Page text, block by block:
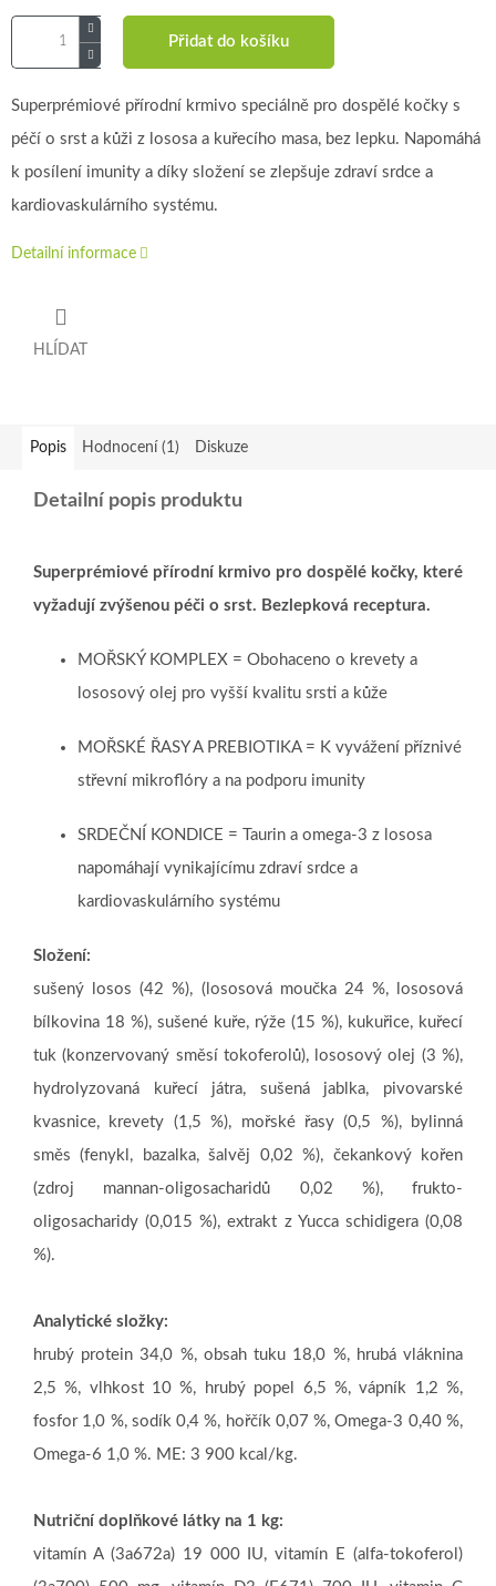
Přidat do košíku
Superprémiové přírodní krmivo speciálně pro dospělé kočky s
péčí o srst a kůži z lososa a kuřecího masa, bez lepku. Napomáhá
k posílení imunity a díky složení se zlepšuje zdraví srdce a
kardiovaskulárního systému.
Detailní informace
HLÍDAT
Popis Hodnocení (1) Diskuze
Detailní popis produktu
Superprémiové přírodní krmivo pro dospělé kočky, které
vyžadují zvýšenou péči o srst. Bezlepková receptura.
MOŘSKÝ KOMPLEX = Obohaceno o krevety a
lososový olej pro vyšší kvalitu srsti a kůže
MOŘSKÉ ŘASY A PREBIOTIKA = K vyvážení příznivé
střevní mikroflóry a na podporu imunity
SRDEČNÍ KONDICE = Taurin a omega-3 z lososa
napomáhají vynikajícímu zdraví srdce a
kardiovaskulárního systému
Složení:
sušený losos (42 %), (lososová moučka 24 %, lososová
bílkovina 18 %), sušené kuře, rýže (15 %), kukuřice, kuřecí
tuk (konzervovaný směsí tokoferolů), lososový olej (3 %),
hydrolyzovaná kuřecí játra, sušená jablka, pivovarské
kvasnice, krevety (1,5 %), mořské řasy (0,5 %), bylinná
směs (fenykl, bazalka, šalvěj 0,02 %), čekankový kořen
(zdroj mannan-oligosacharidů 0,02 %), frukto-
oligosacharidy (0,015 %), extrakt z Yucca schidigera (0,08
%).
Analytické složky:
hrubý protein 34,0 %, obsah tuku 18,0 %, hrubá vláknina
2,5 %, vlhkost 10 %, hrubý popel 6,5 %, vápník 1,2 %,
fosfor 1,0 %, sodík 0,4 %, hořčík 0,07 %, Omega-3 0,40 %,
Omega-6 1,0 %. ME: 3 900 kcal/kg.
Nutriční doplňkové látky na 1 kg:
vitamín A (3a672a) 19 000 IU, vitamín E (alfa-tokoferol)